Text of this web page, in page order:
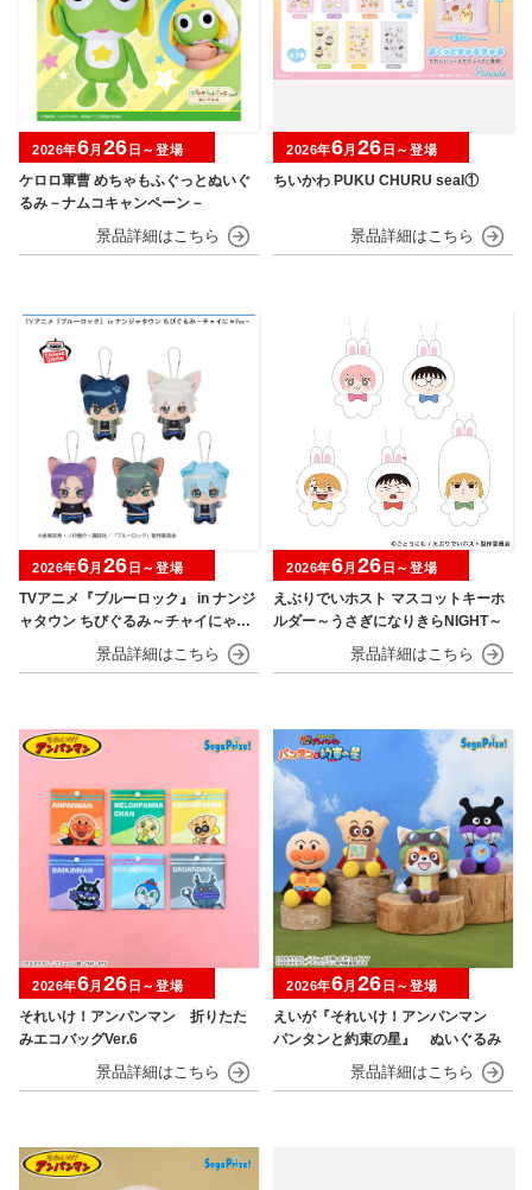
ケロロ軍曹 めちゃもふぐっとぬいぐ
るみ－ナムコキャンペーン－
2026年6月 26 日～登場
ちいかわ PUKU CHURU seal①
2026年6月 26 日～登場
TVアニメ『ブルーロック』 in ナンジ
ャタウン ちびぐるみ～チャイにゃFe
2026年6月 26 日～登場
えぶりでいホスト マスコットキーホ
ルダー～うさぎになりきらNIGHT～
2026年6月 26 日～登場
それいけ！アンパンマン 折りたた
みエコバッグVer.6
2026年6月 26 日～登場
えいが『それいけ！アンパンマン
パンタンと約束の星』 ぬいぐるみ
2026年6月 26 日～登場